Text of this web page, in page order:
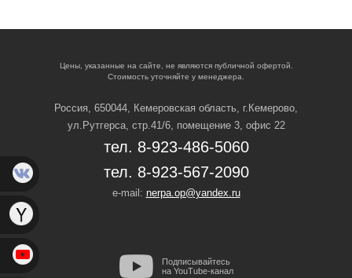
Цены, указанные на сайте, не являются публичной офертой.
Стоимость уточняйте у менеджера.
Россия, 650044, Кемеровская область, г.Кемерово,
ул.Рутгерса, стр.41/6, помещение 3, офис 22
тел. 8-923-486-5060
тел. 8-923-567-2090
e-mail: nerpa.op@yandex.ru
Подписывайтесь
на YouTube-канал